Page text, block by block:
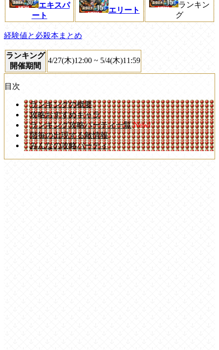
エキスパ
ート
エリート
ランキン
グ
経験値と必殺本まとめ
ランキング
開催期間
4/27(木)12:00 ~ 5/4(木)11:59
目次
ランキングの概要
攻略おすすめキャラ
ランキング攻略パーティ一覧New!
階毎の出現する敵情報
みんなの攻略パーティ